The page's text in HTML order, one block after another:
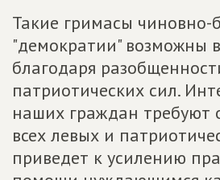
Такие гримасы чиновно-
"демократии" возможны
благодаря
патриотических сил.
наших граждан требуют
всех левых и
приведет к усилению